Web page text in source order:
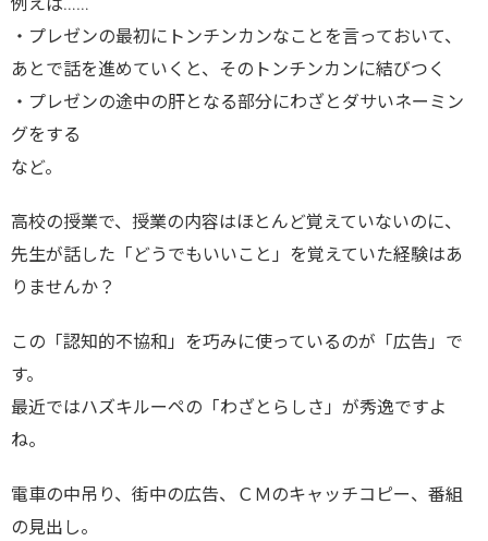
例えば……
・プレゼンの最初にトンチンカンなことを言っておいて、
あとで話を進めていくと、そのトンチンカンに結びつく
・プレゼンの途中の肝となる部分にわざとダサいネーミン
グをする
など。
高校の授業で、授業の内容はほとんど覚えていないのに、
先生が話した「どうでもいいこと」を覚えていた経験はあ
りませんか？
この「認知的不協和」を巧みに使っているのが「広告」で
す。
最近ではハズキルーペの「わざとらしさ」が秀逸ですよ
ね。
電車の中吊り、街中の広告、ＣＭのキャッチコピー、番組
の見出し。